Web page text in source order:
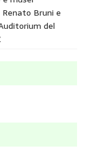
Bruni e
del